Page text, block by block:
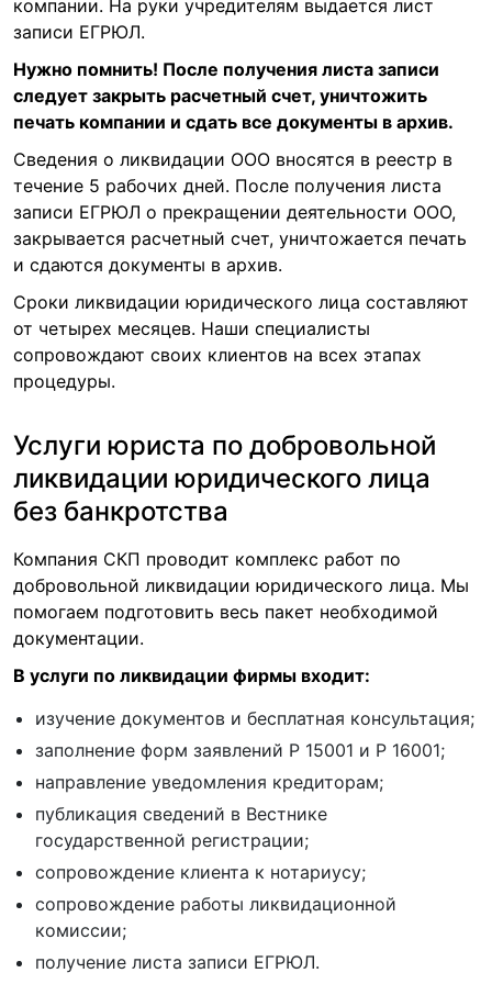
компании. На руки учредителям выдается лист
записи ЕГРЮЛ.
Нужно помнить! После получения листа записи
следует закрыть расчетный счет, уничтожить
печать компании и сдать все документы в архив.
Сведения о ликвидации ООО вносятся в реестр в
течение 5 рабочих дней. После получения листа
записи ЕГРЮЛ о прекращении деятельности ООО,
закрывается расчетный счет, уничтожается печать
и сдаются документы в архив.
Сроки ликвидации юридического лица составляют
от четырех месяцев. Наши специалисты
сопровождают своих клиентов на всех этапах
процедуры.
Услуги юриста по добровольной
ликвидации юридического лица
без банкротства
Компания СКП проводит комплекс работ по
добровольной ликвидации юридического лица. Мы
помогаем подготовить весь пакет необходимой
документации.
В услуги по ликвидации фирмы входит:
изучение документов и бесплатная консультация;
заполнение форм заявлений Р 15001 и Р 16001;
направление уведомления кредиторам;
публикация сведений в Вестнике
государственной регистрации;
сопровождение клиента к нотариусу;
сопровождение работы ликвидационной
комиссии;
получение листа записи ЕГРЮЛ.